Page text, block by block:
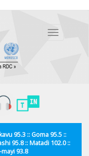
Toggle
95.3 :: Goma 95.5 ::
95.8 :: Matadi 102.0 ::
93.8